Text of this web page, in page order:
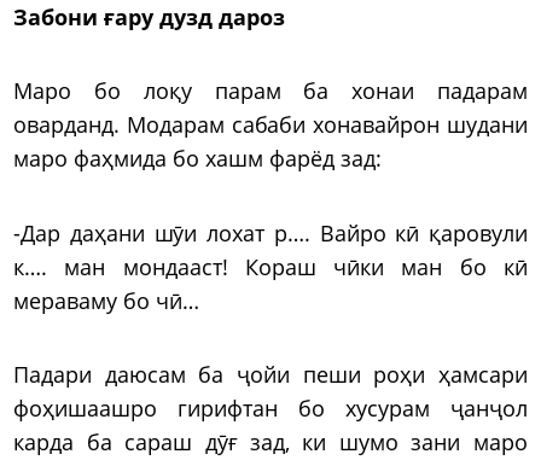
Забони ғару дузд дароз
Маро бо лоқу парам ба хонаи падарам
оварданд. Модарам сабаби хонавайрон шудани
маро фаҳмида бо хашм фарёд зад:
-Дар даҳани шӯи лохат р…. Вайро кӣ қаровули
к…. ман мондааст! Кораш чӣки ман бо кӣ
мераваму бо чӣ…
Падари даюсам ба ҷойи пеши роҳи ҳамсари
фоҳишаашро гирифтан бо хусурам ҷанҷол
карда ба сараш дӯғ зад, ки шумо зани маро